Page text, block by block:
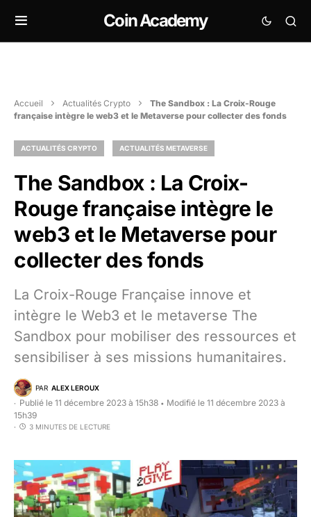
Coin Academy
Accueil Actualités Crypto
The Sandbox : La Croix-Rouge
française intègre le web3 et le Metaverse pour collecter des fonds
ACTUALITÉS CRYPTO ACTUALITÉS METAVERSE
The Sandbox : La Croix-
Rouge française intègre le
web3 et le Metaverse pour
collecter des fonds
La Croix-Rouge Française innove et
intègre le Web3 et le metaverse The
Sandbox pour mobiliser des ressources et
sensibiliser à ses missions humanitaires.
PAR ALEX LEROUX
Publié le 11 décembre 2023 à 15h38 • Modifié le 11 décembre 2023 à
15h39
3 MINUTES DE LECTURE